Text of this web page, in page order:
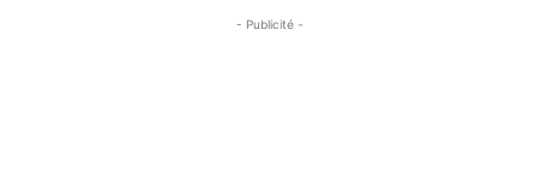
- Publicité -